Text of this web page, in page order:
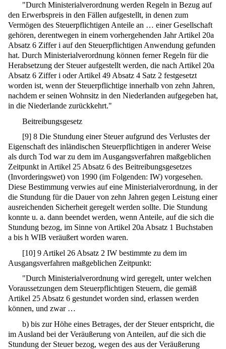
"Durch Ministerialverordnung werden Regeln in Bezug auf
den Erwerbspreis in den Fällen aufgestellt, in denen zum
Vermögen des Steuerpflichtigen Anteile an … einer Gesellschaft
gehören, derentwegen in einem vorhergehenden Jahr Artikel 20a
Absatz 6 Ziffer i auf den Steuerpflichtigen Anwendung gefunden
hat. Durch Ministerialverordnung können ferner Regeln für die
Herabsetzung der Steuer aufgestellt werden, die nach Artikel 20a
Absatz 6 Ziffer i oder Artikel 49 Absatz 4 Satz 2 festgesetzt
worden ist, wenn der Steuerpflichtige innerhalb von zehn Jahren,
nachdem er seinen Wohnsitz in den Niederlanden aufgegeben hat,
in die Niederlande zurückkehrt."
Beitreibungsgesetz
[9] 8 Die Stundung einer Steuer aufgrund des Verlustes der
Eigenschaft des inländischen Steuerpflichtigen in anderer Weise
als durch Tod war zu dem im Ausgangsverfahren maßgeblichen
Zeitpunkt in Artikel 25 Absatz 6 des Beitreibungsgesetzes
(Invorderingswet) von 1990 (im Folgenden: IW) vorgesehen.
Diese Bestimmung verwies auf eine Ministerialverordnung, in der
die Stundung für die Dauer von zehn Jahren gegen Leistung einer
ausreichenden Sicherheit geregelt werden sollte. Die Stundung
konnte u. a. dann beendet werden, wenn Anteile, auf die sich die
Stundung bezog, im Sinne von Artikel 20a Absatz 1 Buchstaben
a bis h WIB veräußert worden waren.
[10] 9 Artikel 26 Absatz 2 IW bestimmte zu dem im
Ausgangsverfahren maßgeblichen Zeitpunkt:
"Durch Ministerialverordnung wird geregelt, unter welchen
Voraussetzungen dem Steuerpflichtigen Steuern, die gemäß
Artikel 25 Absatz 6 gestundet worden sind, erlassen werden
können, und zwar …
b) bis zur Höhe eines Betrages, der der Steuer entspricht, die
im Ausland bei der Veräußerung von Anteilen, auf die sich die
Stundung der Steuer bezog, wegen des aus der Veräußerung